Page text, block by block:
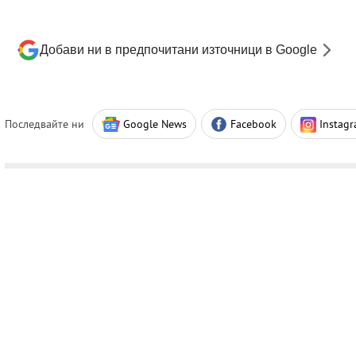
Добави ни в предпочитани източници в Google
Последвайте ни Google News Facebook